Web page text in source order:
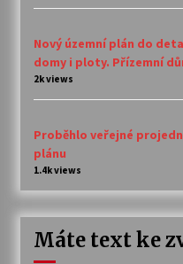
Nový územní plán do
domy i ploty. Přízemní
2k views
Proběhlo veřejné
plánu
1.4k views
Máte text ke